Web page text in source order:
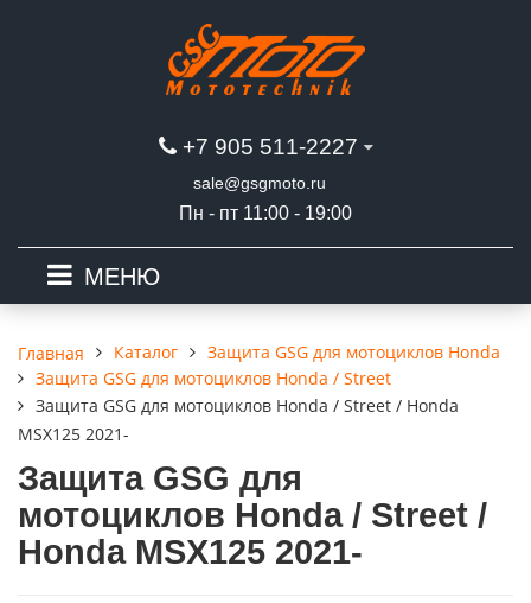
+7 905 511-2227
sale@gsgmoto.ru
Пн - пт 11:00 - 19:00
МЕНЮ
Главная Каталог
Защита GSG для мотоциклов Honda
Защита GSG для мотоциклов Honda / Street
Защита GSG для мотоциклов Honda / Street / Honda
MSX125 2021-
Защита GSG для
мотоциклов Honda / Street /
Honda MSX125 2021-